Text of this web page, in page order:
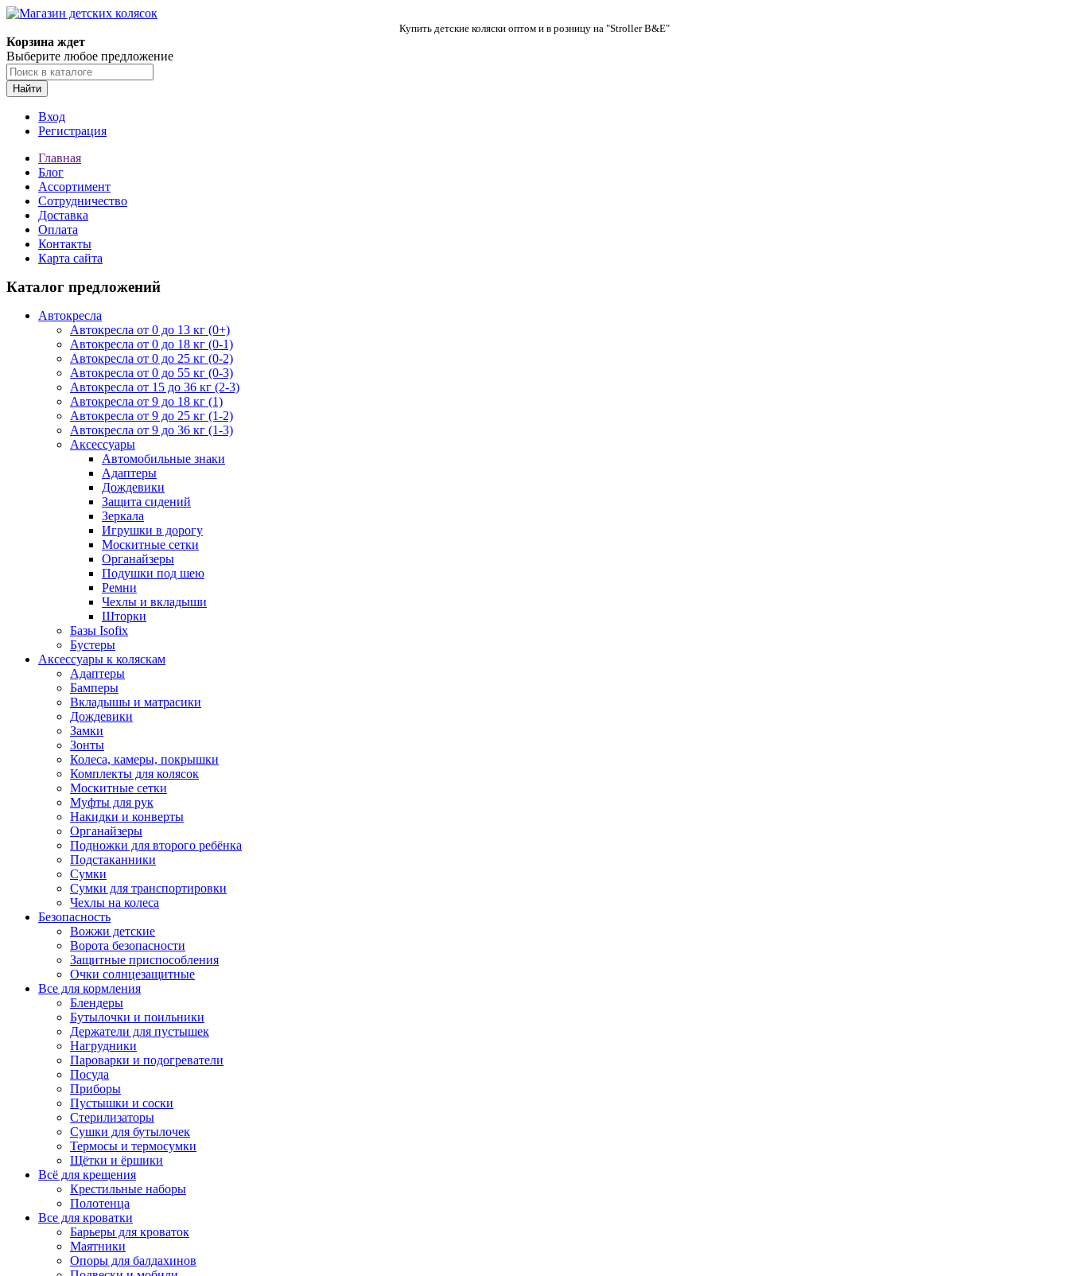
Купить детские коляски оптом и в розницу на "Stroller B&E"
Корзина ждет
Выберите любое предложение
Найти
Вход
Регистрация
Главная
Блог
Ассортимент
Сотрудничество
Доставка
Оплата
Контакты
Карта сайта
Каталог предложений
Автокресла
Автокресла от 0 до 13 кг (0+)
Автокресла от 0 до 18 кг (0-1)
Автокресла от 0 до 25 кг (0-2)
Автокресла от 0 до 55 кг (0-3)
Автокресла от 15 до 36 кг (2-3)
Автокресла от 9 до 18 кг (1)
Автокресла от 9 до 25 кг (1-2)
Автокресла от 9 до 36 кг (1-3)
Аксессуары
Автомобильные знаки
Адаптеры
Дождевики
Защита сидений
Зеркала
Игрушки в дорогу
Москитные сетки
Органайзеры
Подушки под шею
Ремни
Чехлы и вкладыши
Шторки
Базы Isofix
Бустеры
Аксессуары к коляскам
Адаптеры
Бамперы
Вкладышы и матрасики
Дождевики
Замки
Зонты
Колеса, камеры, покрышки
Комплекты для колясок
Москитные сетки
Муфты для рук
Накидки и конверты
Органайзеры
Подножки для второго ребёнка
Подстаканники
Сумки
Сумки для транспортировки
Чехлы на колеса
Безопасность
Вожжи детские
Ворота безопасности
Защитные приспособления
Очки солнцезащитные
Все для кормления
Блендеры
Бутылочки и поильники
Держатели для пустышек
Нагрудники
Пароварки и подогреватели
Посуда
Приборы
Пустышки и соски
Стерилизаторы
Сушки для бутылочек
Термосы и термосумки
Щётки и ёршики
Всё для крещения
Крестильные наборы
Полотенца
Все для кроватки
Барьеры для кроваток
Маятники
Опоры для балдахинов